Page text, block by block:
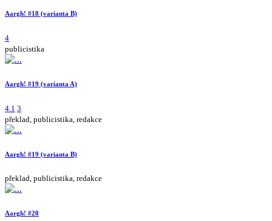
Aargh! #18 (varianta B)
4
publicistika
Aargh! #19 (varianta A)
4.1 3
překlad, publicistika, redakce
Aargh! #19 (varianta B)
překlad, publicistika, redakce
Aargh! #20